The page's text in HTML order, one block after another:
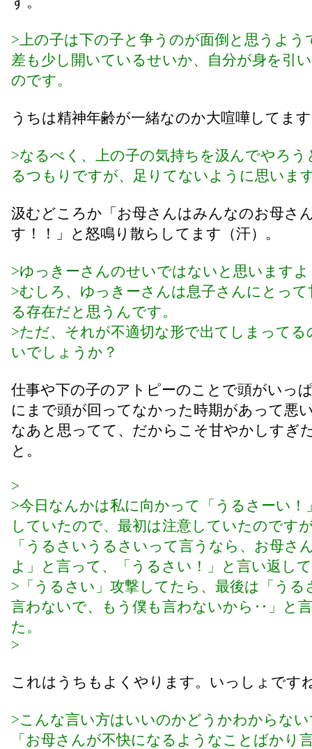
>上の子は下の子と争うのが面倒と思うよう
差も少し開いているせいか、自分が身を引
のです。
うちは精神年齢が一緒なのか大喧嘩してま
>なるべく、上の子の気持ちを汲んでやろう
るつもりですが、足りてないように思いま
汲むどころか「お母さんはみんなのお母さ
す！！」と怒鳴り散らしてます（汗）。
>ゆっきーさんのせいではないと思いますよ
>むしろ、ゆっきーさんは息子さんにとっ
る存在だと思うんです。
>ただ、それが不適切な形で出てしまってる
いでしょうか？
仕事や下の子のアトピーのことで頭がいっ
にまで頭が回ってなかった時期があって悪
なあと思ってて、だからこそ甘やかしすぎ
と。
>
>今日なんかは私に向かって「うるさーい！
していたので、最初は注意していたのです
「うるさいうるさいって言うなら、お母さ
よ」と言って、「うるさい！」と言い返し
>「うるさい」攻撃してたら、最後は「うる
言わないで、もう僕も言わないから‥」と
た。
>
これはうちもよくやります。いっしょです
>こんな言い方はいいのかどうかわからな
「お母さんが不快になるようなことばかり